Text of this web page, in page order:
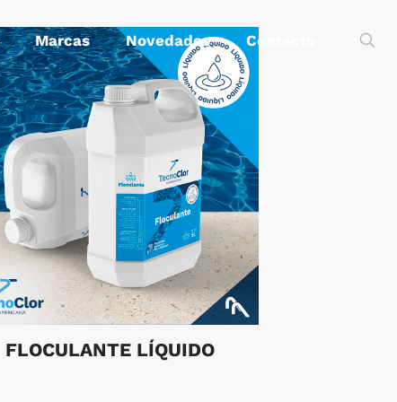
Marcas Novedades Contacto
FLOCULANTE LÍQUIDO